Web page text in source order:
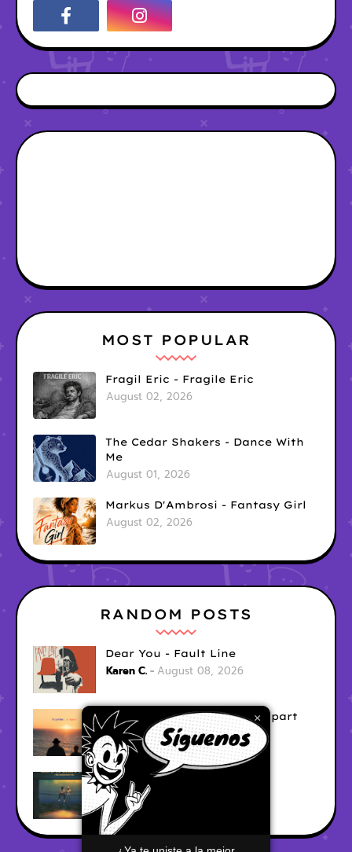
×
MOST POPULAR
Fragil Eric - Fragile Eric
August 02, 2026
The Cedar Shakers - Dance With
Me
August 01, 2026
Markus D'Ambrosi - Fantasy Girl
August 02, 2026
RANDOM POSTS
Dear You - Fault Line
Karen C. August 08, 2026
Grant Morriss - Together Apart
Karen C. August 08, 2026
RISE - Hard To Leave You
Karen C.